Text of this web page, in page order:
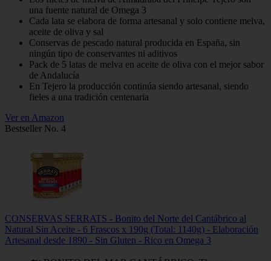
una fuente natural de Omega 3
Cada lata se elabora de forma artesanal y solo contiene melva,
aceite de oliva y sal
Conservas de pescado natural producida en España, sin
ningún tipo de conservantes ni aditivos
Pack de 5 latas de melva en aceite de oliva con el mejor sabor
de Andalucía
En Tejero la producción continúa siendo artesanal, siendo
fieles a una tradición centenaria
Ver en Amazon
Bestseller No. 4
CONSERVAS SERRATS - Bonito del Norte del Cantábrico al
Natural Sin Aceite - 6 Frascos x 190g (Total: 1140g) - Elaboración
Artesanal desde 1890 - Sin Gluten - Rico en Omega 3